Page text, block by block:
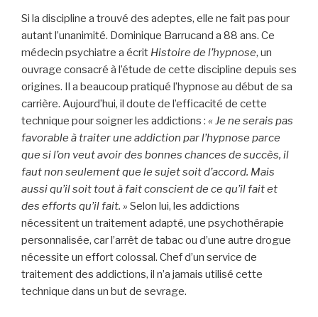
Si la discipline a trouvé des adeptes, elle ne fait pas pour
autant l’unanimité. Dominique Barrucand a 88 ans. Ce
médecin psychiatre a écrit Histoire de l’hypnose, un
ouvrage consacré à l’étude de cette discipline depuis ses
origines. Il a beaucoup pratiqué l’hypnose au début de sa
carrière. Aujourd’hui, il doute de l’efficacité de cette
technique pour soigner les addictions : « Je ne serais pas
favorable à traiter une addiction par l’hypnose parce
que si l’on veut avoir des bonnes chances de succès, il
faut non seulement que le sujet soit d’accord. Mais
aussi qu’il soit tout à fait conscient de ce qu’il fait et
des efforts qu’il fait. » Selon lui, les addictions
nécessitent un traitement adapté, une psychothérapie
personnalisée, car l’arrêt de tabac ou d’une autre drogue
nécessite un effort colossal. Chef d’un service de
traitement des addictions, il n’a jamais utilisé cette
technique dans un but de sevrage.